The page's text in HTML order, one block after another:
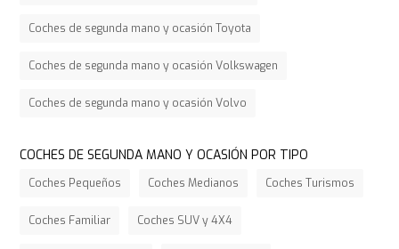
Coches de segunda mano y ocasión Toyota
Coches de segunda mano y ocasión Volkswagen
Coches de segunda mano y ocasión Volvo
COCHES DE SEGUNDA MANO Y OCASIÓN POR TIPO
Coches Pequeños Coches Medianos Coches Turismos
Coches Familiar Coches SUV y 4X4